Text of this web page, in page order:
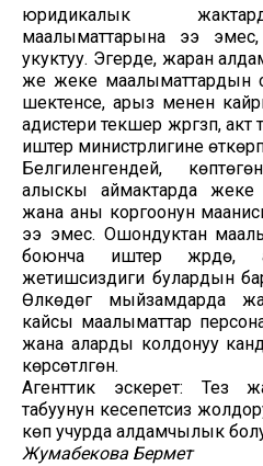
юридикалык
маалыматтарына ээ эмес,
укуктуу. Эгерде, жаран
же жеке маалыматтардын
шектенсе, арыз менен
адистери текшерүү жүргүзүп,
иштер министрлигине
Белгиленгендей,
алыскы аймактарда
жана аны коргоонун мааниси
ээ эмес. Ошондуктан
боюнча иштер жүрүүдө,
жетишсиздиги булардын
Өлкөдөгү мыйзамдарда
кайсы маалыматтар
жана аларды колдонуу
көрсөтүлгөн.
Агенттик эскерет: Тез
табуунун кесепетсиз
көп учурда алдамчылык
Жумабекова Бермет